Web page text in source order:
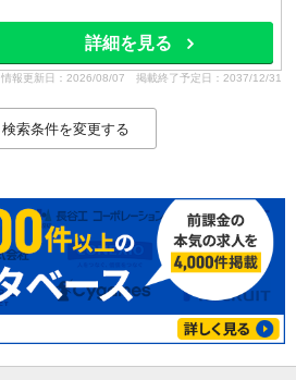
詳細を見る
情報更新日：2026/08/07 掲載終了予定日：2037/12/31
検索条件を変更する